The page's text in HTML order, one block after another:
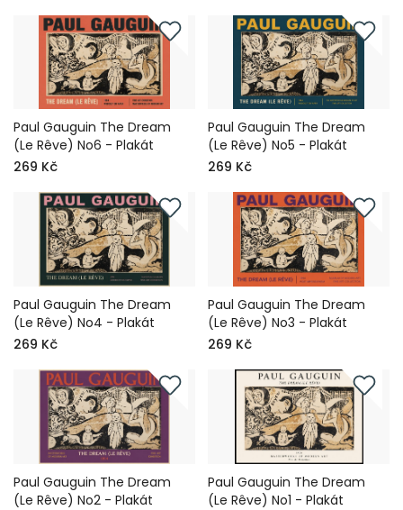
Paul Gauguin The Dream
(Le Rêve) No6 - Plakát
269 Kč
Paul Gauguin The Dream
(Le Rêve) No5 - Plakát
269 Kč
Paul Gauguin The Dream
(Le Rêve) No4 - Plakát
269 Kč
Paul Gauguin The Dream
(Le Rêve) No3 - Plakát
269 Kč
Paul Gauguin The Dream
(Le Rêve) No2 - Plakát
Paul Gauguin The Dream
(Le Rêve) No1 - Plakát